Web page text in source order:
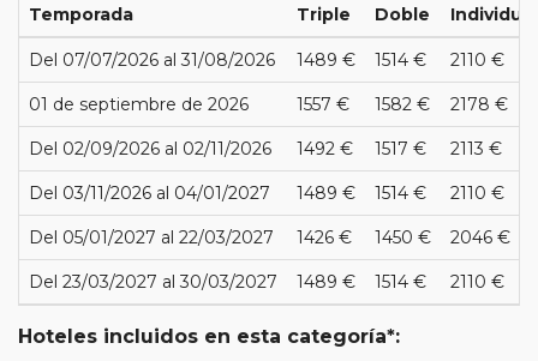
Temporada Triple Doble Individual
Del 07/07/2026 al 31/08/2026 1489 € 1514 € 2110 €
01 de septiembre de 2026 1557 € 1582 € 2178 €
Del 02/09/2026 al 02/11/2026 1492 € 1517 € 2113 €
Del 03/11/2026 al 04/01/2027 1489 € 1514 € 2110 €
Del 05/01/2027 al 22/03/2027 1426 € 1450 € 2046 €
Del 23/03/2027 al 30/03/2027 1489 € 1514 € 2110 €
Hoteles incluidos en esta categoría*: